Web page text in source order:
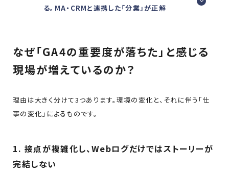
る。MA・CRMと連携した「分業」が正解
なぜ「GA4の重要度が落ちた」と感じる
現場が増えているのか？
理由は大きく分けて3つあります。環境の変化と、それに伴う「仕
事の変化」によるものです。
1. 接点が複雑化し、Webログだけではストーリーが
完結しない